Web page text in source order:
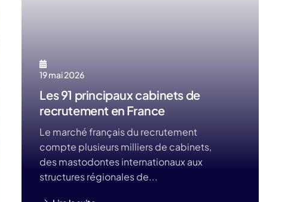
19 mai 2026
Les 91 principaux cabinets de
recrutement en France
Le marché français du recrutement
compte plusieurs milliers de cabinets,
des mastodontes internationaux aux
structures régionales de...